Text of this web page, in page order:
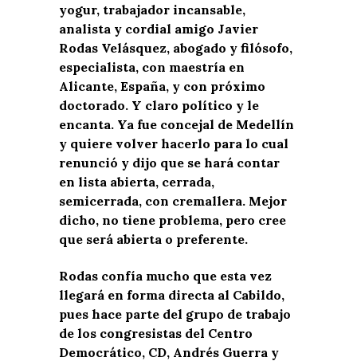
yogur, trabajador incansable,
analista y cordial amigo Javier
Rodas Velásquez, abogado y filósofo,
especialista, con maestría en
Alicante, España, y con próximo
doctorado. Y claro político y le
encanta. Ya fue concejal de Medellín
y quiere volver hacerlo para lo cual
renunció y dijo que se hará contar
en lista abierta, cerrada,
semicerrada, con cremallera. Mejor
dicho, no tiene problema, pero cree
que será abierta o preferente.
Rodas confía mucho que esta vez
llegará en forma directa al Cabildo,
pues hace parte del grupo de trabajo
de los congresistas del Centro
Democrático, CD, Andrés Guerra y